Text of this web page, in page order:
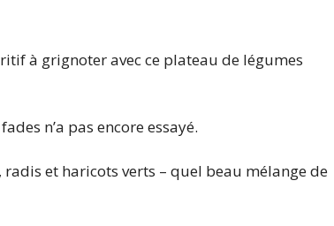
à grignoter avec ce plateau de légumes
n’a pas encore essayé.
et haricots verts – quel beau mélange de